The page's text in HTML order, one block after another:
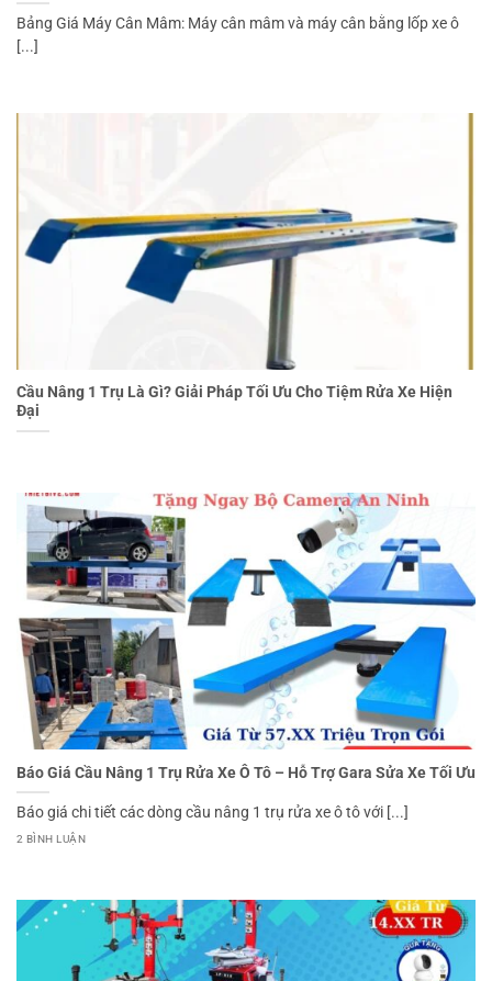
Bảng Giá Máy Cân Mâm: Máy cân mâm và máy cân bằng lốp xe ô
[...]
Cầu Nâng 1 Trụ Là Gì? Giải Pháp Tối Ưu Cho Tiệm Rửa Xe Hiện
Đại
Báo Giá Cầu Nâng 1 Trụ Rửa Xe Ô Tô – Hỗ Trợ Gara Sửa Xe Tối Ưu
Báo giá chi tiết các dòng cầu nâng 1 trụ rửa xe ô tô với [...]
2 BÌNH LUẬN